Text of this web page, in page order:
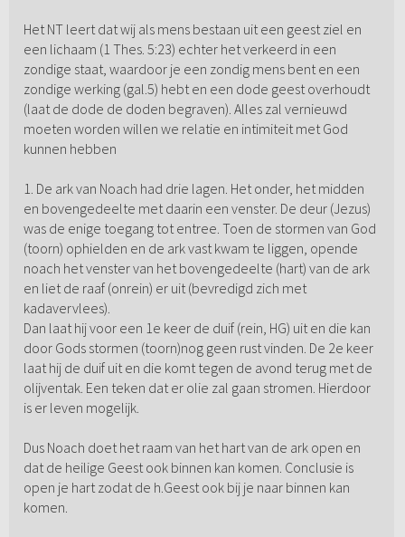
Het NT leert dat wij als mens bestaan uit een geest ziel en
een lichaam (1 Thes. 5:23) echter het verkeerd in een
zondige staat, waardoor je een zondig mens bent en een
zondige werking (gal.5) hebt en een dode geest overhoudt
(laat de dode de doden begraven). Alles zal vernieuwd
moeten worden willen we relatie en intimiteit met God
kunnen hebben
1. De ark van Noach had drie lagen. Het onder, het midden
en bovengedeelte met daarin een venster. De deur (Jezus)
was de enige toegang tot entree. Toen de stormen van God
(toorn) ophielden en de ark vast kwam te liggen, opende
noach het venster van het bovengedeelte (hart) van de ark
en liet de raaf (onrein) er uit (bevredigd zich met
kadavervlees).
Dan laat hij voor een 1e keer de duif (rein, HG) uit en die kan
door Gods stormen (toorn)nog geen rust vinden. De 2e keer
laat hij de duif uit en die komt tegen de avond terug met de
olijventak. Een teken dat er olie zal gaan stromen. Hierdoor
is er leven mogelijk.
Dus Noach doet het raam van het hart van de ark open en
dat de heilige Geest ook binnen kan komen. Conclusie is
open je hart zodat de h.Geest ook bij je naar binnen kan
komen.